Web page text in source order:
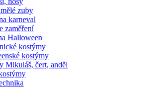
zuby
karneval
zaměření
Halloween
kostýmy
kostýmy
Mikuláš, čert, anděl